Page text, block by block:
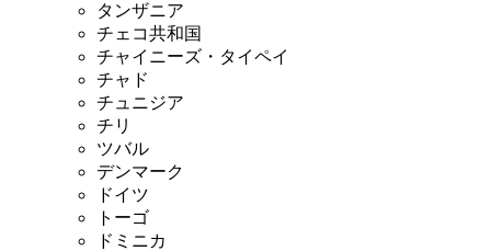
タンザニア
チェコ共和国
チャイニーズ・タイペイ
チャド
チュニジア
チリ
ツバル
デンマーク
ドイツ
トーゴ
ドミニカ